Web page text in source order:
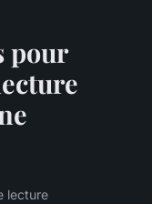
pour
lecture